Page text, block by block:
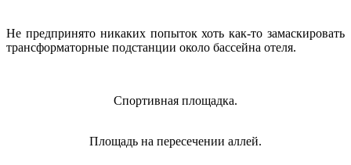
Не предпринято никаких попыток хоть как-то замаскировать
трансформаторные подстанции около бассейна отеля.
Спортивная площадка.
Площадь на пересечении аллей.